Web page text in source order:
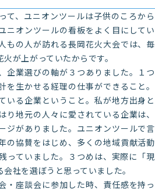
て、ユニオンツールは子供のころから
ニオンツールの看板をよく目にしてい
もの人が訪れる長岡花火大会では、毎
が上がっていたからです。
企業選びの軸が３つありました。１つ
を生かせる経理の仕事ができること。
いる企業ということ。私が地方出身と
り地元の人々に愛されている企業は、
ジがありました。ユニオンツールで言
の協賛をはじめ、多くの地域貢献活動
っていました。３つめは、実際に「現
社を選ぼうと思っていました。
・座談会に参加した時、責任感を持っ